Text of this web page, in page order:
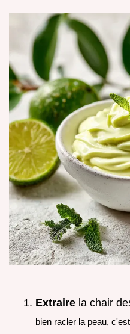
Extraire la chair
bien racler la peau,